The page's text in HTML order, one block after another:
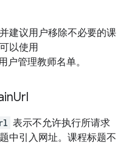
建议用户移除不必要的课
以使用
户管理教师名单。
Url
表示不允许执行所请求
中引入网址。课程标题不